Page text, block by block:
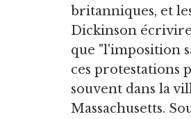
britanniques, et
Dickinson
que "l'imposition
ces protestations
souvent dans la
Massachusetts.